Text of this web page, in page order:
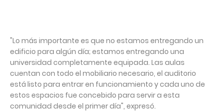
"Lo más importante es que no estamos entregando un
edificio para algún día; estamos entregando una
universidad completamente equipada. Las aulas
cuentan con todo el mobiliario necesario, el auditorio
está listo para entrar en funcionamiento y cada uno de
estos espacios fue concebido para servir a esta
comunidad desde el primer día", expresó.